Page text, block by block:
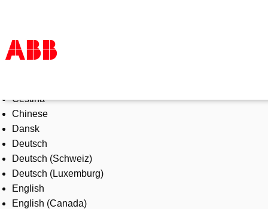
Products & Solutions
Industries
Services
About us
Where to buy
Contact us
Careers
Čeština
Chinese
Dansk
Deutsch
Deutsch (Schweiz)
Deutsch (Luxemburg)
English
English (Canada)